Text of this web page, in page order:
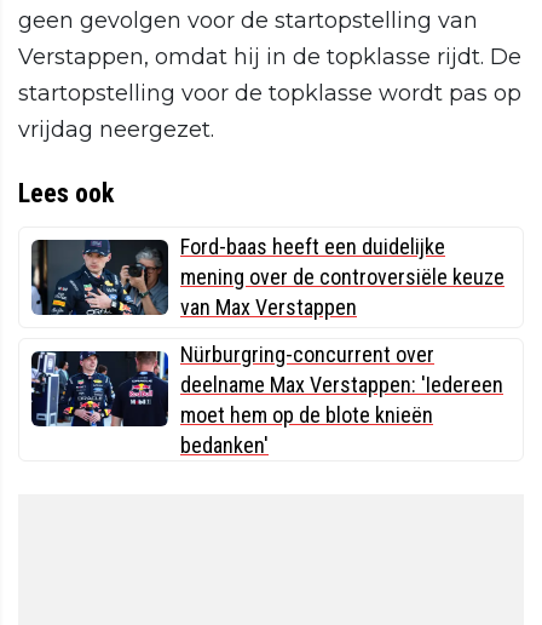
geen gevolgen voor de startopstelling van
Verstappen, omdat hij in de topklasse rijdt. De
startopstelling voor de topklasse wordt pas op
vrijdag neergezet.
Lees ook
Ford-baas heeft een duidelijke
mening over de controversiële keuze
van Max Verstappen
Nürburgring-concurrent over
deelname Max Verstappen: 'Iedereen
moet hem op de blote knieën
bedanken'